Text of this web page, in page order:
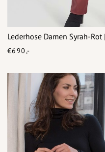
Lederhose Damen Syrah-Rot
€690,-